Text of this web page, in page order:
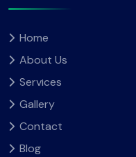
Home
About Us
Services
Gallery
Contact
Blog